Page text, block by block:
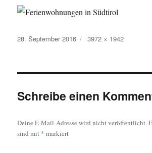
Veröffentlicht
28. September 2016 Originalgröße
3972 × 1942
Schreibe einen
Deine E-Mail-Adresse wird nicht veröffentlicht.
sind mit * markiert